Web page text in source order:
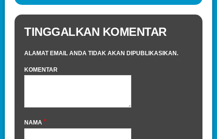
TINGGALKAN KOMENTAR
ALAMAT EMAIL ANDA TIDAK AKAN DIPUBLIKASIKAN.
KOMENTAR
NAMA *